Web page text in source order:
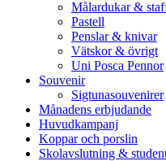
Målardukar &
Pastell
Penslar & knivar
Vätskor & övrigt
Uni Posca Pennor
Souvenir
Sigtunasouvenirer
Månadens erbjudande
Huvudkampanj
Koppar och porslin
Skolavslutning &